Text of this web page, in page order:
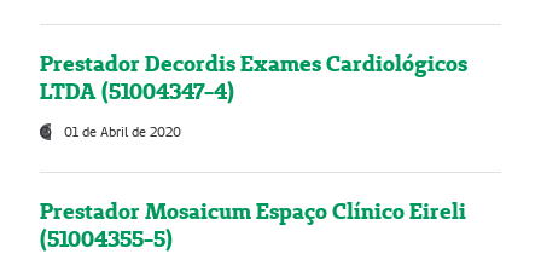
Prestador Decordis Exames Cardiológicos
LTDA (51004347-4)
01 de Abril de 2020
Prestador Mosaicum Espaço Clínico Eireli
(51004355-5)